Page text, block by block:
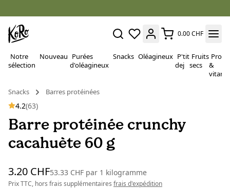
0.00 CHF
Notre
sélection
Nouveau Purées
d'oléagineux
Snacks Oléagineux P'tit
dej
Fruits
secs
&
Snacks
Barres protéinées
4.2(63)
Barre protéinée crunchy
cacahuète 60 g
3.20 CHF53.33 CHF par 1 kilogramme
Prix TTC, hors frais supplémentaires frais d'expédition